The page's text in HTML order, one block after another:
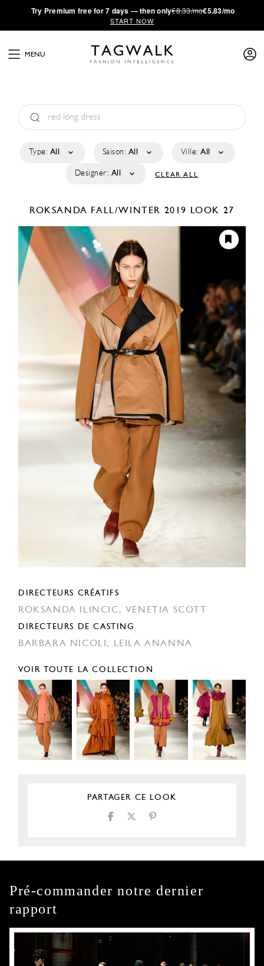
·Try Premium free for 7 days — then only€8.33/mo€5.83/mo
START NOW
MENU
Type: All Saison: All Ville: All
Designer: All CLEAR ALL
ROKSANDA FALL/WINTER 2019 LOOK 27
DIRECTEURS CRÉATIFS
ROKSANDA ILINCIC, VENETIA SCOTT
DIRECTEURS DE CASTING
BARBARA NICOLI, LEILA ANANNA
VOIR TOUTE LA COLLECTION
PARTAGER CE LOOK
Pré-commander notre dernier
rapport